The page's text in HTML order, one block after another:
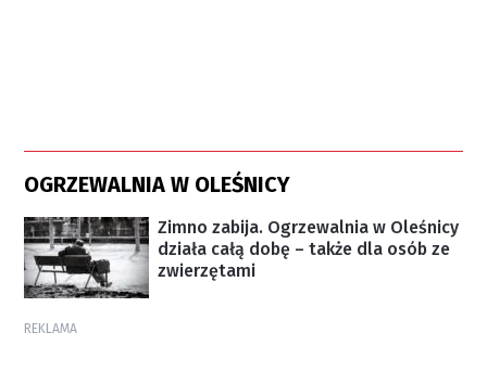
OGRZEWALNIA W OLEŚNICY
Zimno zabija. Ogrzewalnia w Oleśnicy
działa całą dobę – także dla osób ze
zwierzętami
REKLAMA